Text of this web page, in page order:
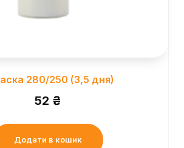
280/250 (3,5 дня)
52 ₴
Додати в кошик